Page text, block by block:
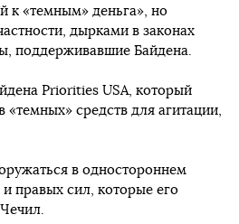
к «темным» деньга», но
дырками в законах
поддерживавшие Байдена.
Priorities USA, который
средств для агитации,
в одностороннем
правых сил, которые его